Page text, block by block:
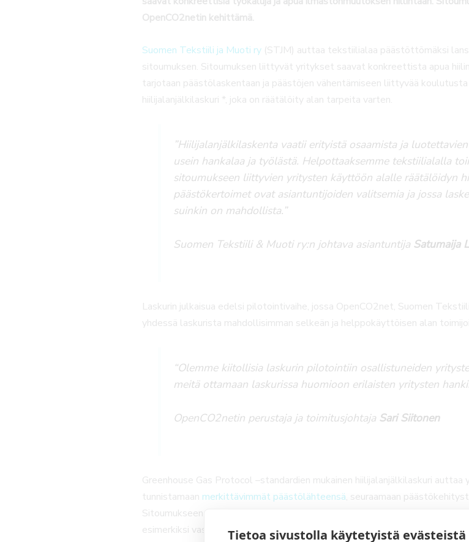
Tietoa sivustolla käytetyistä evästeistä
OpenCO2netin kehittämä.
Suomen Tekstiili ja Muoti ry (STJM) auttaa tekstiilialaa päästöttömäksi
sitoumuksen. Sitoumuksen liittyvät yritykset saavat konkreettista apua
tarjotaan päästölaskentaan ja päästöjen vähentämiseen liittyvää
hiilijalanjälkilaskuri *, joka on räätälöity alan tarpeita varten.
”Hiilijalanjälkilaskenta vaatii erityistä osaamista ja
usein hankalaa ja työlästä. Helpottaaksemme tekstiilialalla
sitoumukseen liittyvien yritysten käyttöön alalle räätälöidyn
päästökertoimet ovat asiantuntijoiden valitsemia ja jossa
suinkin on mahdollista.”
Suomen Tekstiili & Muoti ry:n johtava asiantuntija Satumaija
Laskurin julkaisua edelsi pilotointivaihe, jossa OpenCO2net, Suomen
yhdessä laskurista mahdollisimman selkeän ja helppokäyttöisen alan
“Olemme kiitollisia laskurin pilotointiin osallistuneiden
meitä ottamaan laskurissa huomioon erilaisten yritysten
OpenCO2netin perustaja ja toimitusjohtaja Sari Siitonen
Greenhouse Gas Protocol –standardien mukainen hiilijalanjälkilaskuri auttaa
tunnistamaan merkittävimmät päästölähteensä, seuraamaan
Sitoumukseen liittyneet yritykset saavat viestintänsä tueksi Hiilineutraali
esimerkiksi vastuullisuusraportoinnissaan tai verkkosivuillaan.